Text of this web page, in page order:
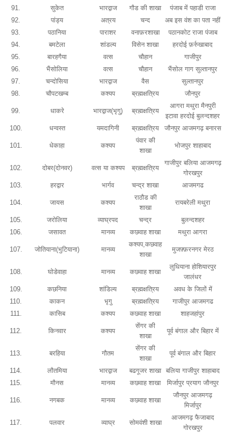
91.
सुकेत भारद्वाज गौड की शाखा
पंजाब में पहाडी राजा
92.
पांड्य अत्रय चन्द
अब इस वंश का पता नहीं
93.
पठानिया पाराशर वनाफ़रशाखा
पठानकोट राजा पंजाब
94.
बमटेला शांडल्य विसेन शाखा
हरदोई फ़र्रुखाबाद
95.
बारहगैया वत्स चौहान
गाजीपुर
96.
भैंसोलिया वत्स चौहान
भैंसोल गाग सुल्तानपुर
97.
चन्दोसिया भारद्वाज वैस
सुल्तानपुर
98.
चौपटखम्ब कश्यप ब्रह्मक्षत्रिय जौनपुर
99. धाकरे भारद्वाज(भृगु) ब्रह्मक्षत्रिय
आगरा मथुरा मैनपुरी
इटावा हरदोई बुलन्दशहर
100.
धन्वस्त यमदागिनी ब्रह्मक्षत्रिय जौनपुर आजमगढ़ बनारस
101. धेकाहा कश्यप
पंवार की
शाखा
भोजपुर शाहाबाद
102. दोबर(दोनवर) वत्स या कश्यप ब्रह्मक्षत्रिय
गाजीपुर बलिया आजमगढ़
गोरखपुर
103.
हरद्वार भार्गव चन्द्र शाखा आजमगढ
104. जायस कश्यप
राठौड की
शाखा
रायबरेली मथुरा
105. जरोलिया व्याघ्रपद चन्द्र
बुलन्दशहर
106.
जसावत मानव्य कछवाह शाखा मथुरा आगरा
107. जोतियाना(भुटियाना) मानव्य
कश्यप,कछवाह
शाखा
मुजफ़्फ़रनगर मेरठ
108. घोडेवाहा मानव्य कछवाह शाखा
लुधियाना होशियारपुर
जालंधर
109.
कछनिया शांडिल्य ब्रह्मक्षत्रिय
अवध के जिलों में
110.
काकन भृगु ब्रह्मक्षत्रिय
गाजीपुर आजमगढ
111.
कासिब कश्यप कछवाह शाखा शाहजहांपुर
112. किनवार कश्यप
सेंगर की
शाखा
पूर्व बंगाल और बिहार में
113. बरहिया गौतम
सेंगर की
शाखा
पूर्व बंगाल और बिहार
114. लौतमिया भारद्वाज बढगूजर शाखा बलिया गाजीपुर शाहाबाद
115.
मौनस मानव्य कछवाह शाखा मिर्जापुर प्रयाग जौनपुर
116. नगबक मानव्य कछवाह शाखा
जौनपुर आजमगढ़
मिर्जापुर
117. पलवार व्याघ्र सोमवंशी शाखा
आजमगढ़ फैजाबाद
गोरखपुर